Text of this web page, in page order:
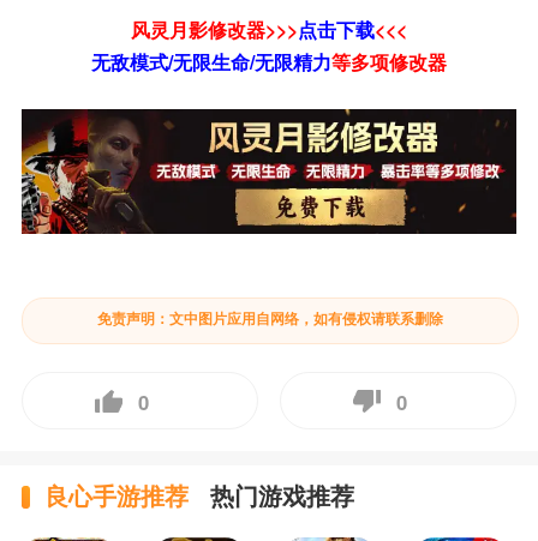
风灵月影修改器>>>点击下载<<<
无敌模式/无限生命/无限精力等多项修改器
免责声明：文中图片应用自网络，如有侵权请联系删除
0 0
良心手游推荐 热门游戏推荐